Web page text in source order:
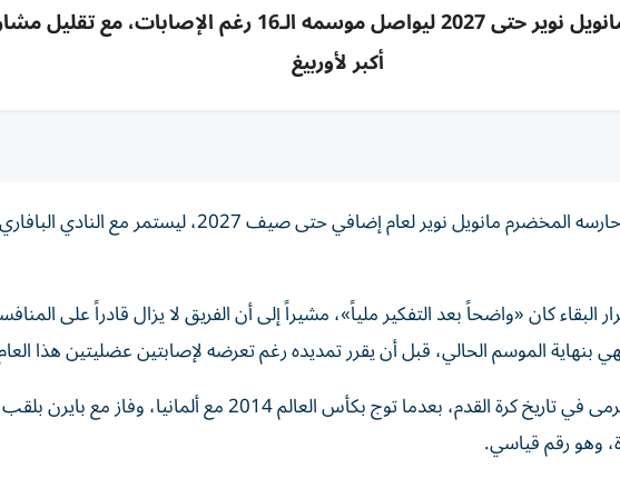
بايرن ميونيخ يمدد عقد مانويل نوير حتى 2027 ليواصل موسمه الـ16
أكبر لأوربيغ
أعلن بايرن ميونيخ تمديد عقد حارسه المخضرم مانويل نوير لعام إضافي
40 عاماً، أن قرار البقاء كان «واضحاً بعد التفكير ملياً»، مشيراً إلى أن الفريق لا يزال قادراً على
بنهاية الموسم الحالي، قبل أن يقرر تمديده رغم تعرضه لإصابتين عضليتين هذا
ويُعد نوير أحد أعظم حراس المرمى في تاريخ كرة القدم، بعدما توج بكأس العالم